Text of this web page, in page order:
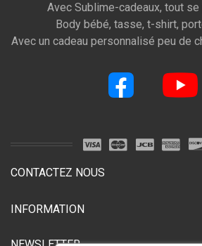
Avec Sublime-cadeaux, tout
Body bébé, tasse, t-shirt,
Avec un cadeau personnalisé peu de
CONTACTEZ NOUS
INFORMATION